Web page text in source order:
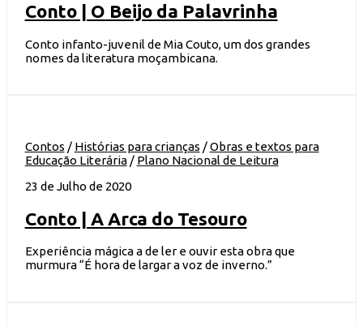
Conto | O Beijo da Palavrinha
Conto infanto-juvenil de Mia Couto, um dos grandes
nomes da literatura moçambicana.
Contos / Histórias para crianças /Obras e textos para
Educação Literária/ Plano Nacional de Leitura
23 de Julho de 2020
Conto | A Arca do Tesouro
Experiência mágica a de ler e ouvir esta obra que
murmura “É hora de largar a voz de inverno.”